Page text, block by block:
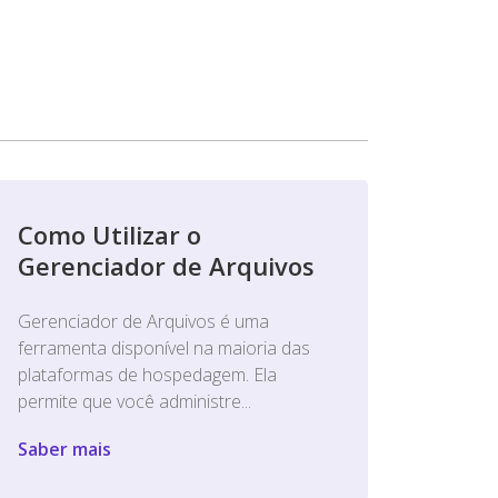
Como Utilizar o
Gerenciador de Arquivos
Gerenciador de Arquivos é uma
ferramenta disponível na maioria das
plataformas de hospedagem. Ela
permite que você administre...
Saber mais